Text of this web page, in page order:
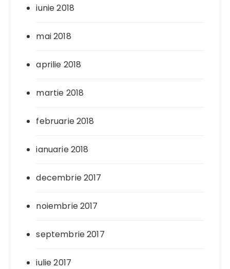
iunie 2018
mai 2018
aprilie 2018
martie 2018
februarie 2018
ianuarie 2018
decembrie 2017
noiembrie 2017
septembrie 2017
iulie 2017